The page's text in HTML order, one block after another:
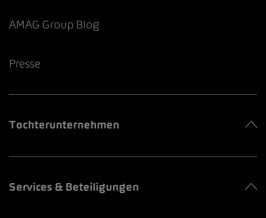
AMAG Group Blog
Presse
Tochterunternehmen
Services & Beteiligungen